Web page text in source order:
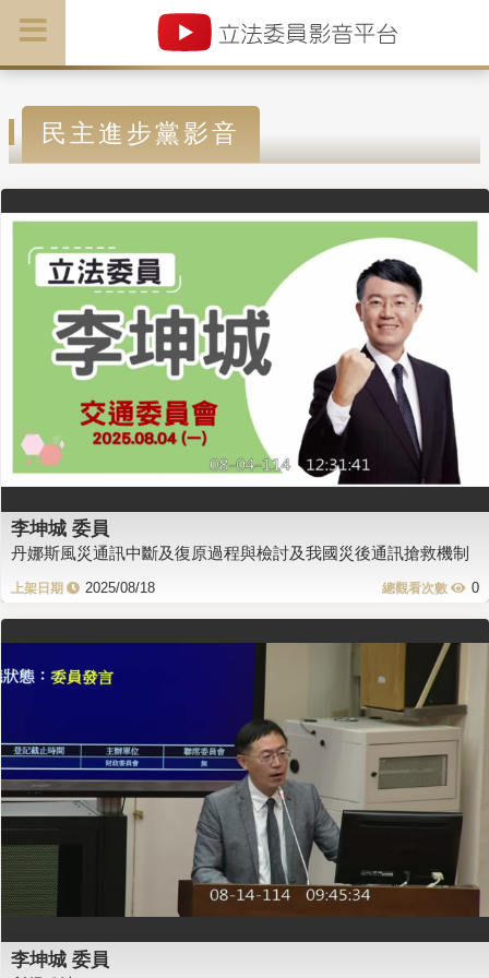
民主進步黨影音
李坤城 委員
丹娜斯風災通訊中斷及復原過程與檢討及我國災後通訊搶救機制
2025/08/18 0
李坤城 委員